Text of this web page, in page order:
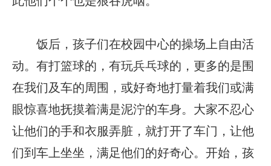
饭后，孩子们在校园中心的操场上自由活
动。有打篮球的，有玩兵乓球的，更多的是围
在我们及车的周围，或好奇地打量着我们或满
眼惊喜地抚摸着满是泥泞的车身。大家不忍心
让他们的手和衣服弄脏，就打开了车门，让他
们到车上坐坐，满足他们的好奇心。开始，孩